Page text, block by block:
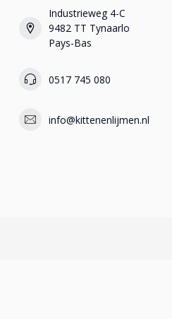
Industrieweg 4-C
9482 TT Tynaarlo
Pays-Bas
0517 745 080
info@kittenenlijmen.nl